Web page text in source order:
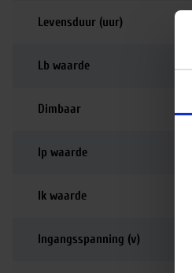
Levensduur (uur)
Lb waarde
Dimbaar
Ip waarde
Ik waarde
Ingangsspanning (v)